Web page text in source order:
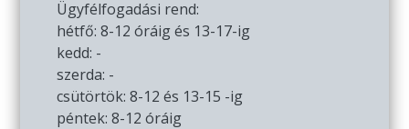
Ügyfélfogadási rend:
hétfő: 8-12 óráig és 13-17-ig
kedd: -
szerda: -
csütörtök: 8-12 és 13-15 -ig
péntek: 8-12 óráig